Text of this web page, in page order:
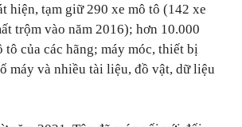
hiện, tạm giữ 290 xe mô tô (142 xe
trộm vào năm 2016); hơn 10.000
của các hãng; máy móc, thiết bị
máy và nhiều tài liệu, đồ vật, dữ liệu